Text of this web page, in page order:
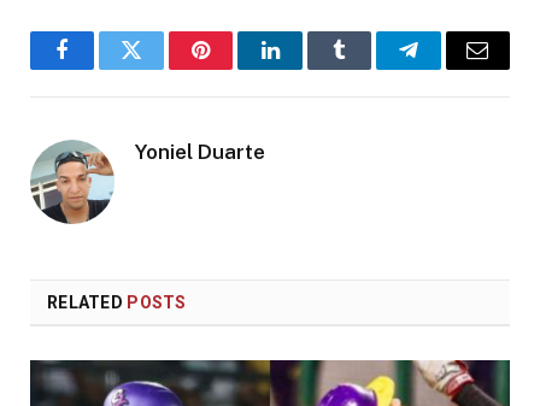
FacebookTwitter PinterestLinkedInTumblr TelegramEmail
Yoniel Duarte
RELATED POSTS